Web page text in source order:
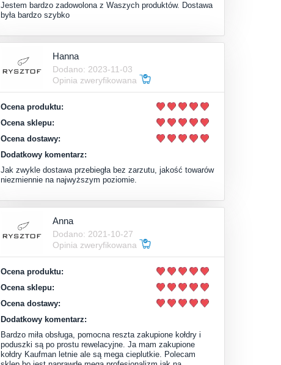
Jestem bardzo zadowolona z Waszych produktów. Dostawa
była bardzo szybko
Hanna
Dodano: 2023-11-03
Opinia zweryfikowana
Ocena produktu:
Ocena sklepu:
Ocena dostawy:
Dodatkowy komentarz:
Jak zwykle dostawa przebiegła bez zarzutu, jakość towarów
niezmiennie na najwyższym poziomie.
Anna
Dodano: 2021-10-27
Opinia zweryfikowana
Ocena produktu:
Ocena sklepu:
Ocena dostawy:
Dodatkowy komentarz:
Bardzo miła obsługa, pomocna reszta zakupione kołdry i
poduszki są po prostu rewelacyjne. Ja mam zakupione
kołdry Kaufman letnie ale są mega cieplutkie. Polecam